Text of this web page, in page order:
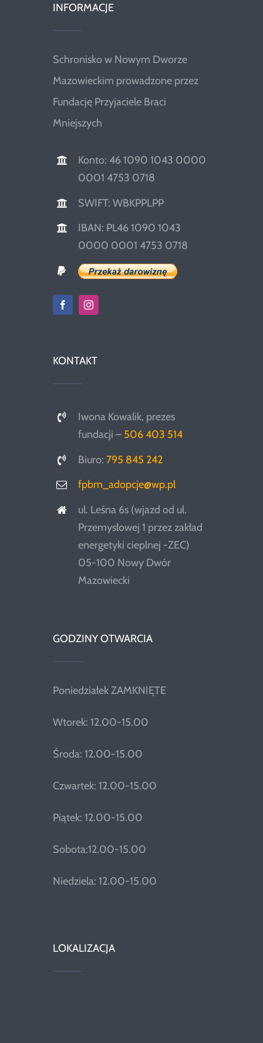
INFORMACJE
Schronisko w Nowym Dworze
Mazowieckim prowadzone przez
Fundację Przyjaciele Braci
Mniejszych
Konto: 46 1090 1043 0000
0001 4753 0718
SWIFT: WBKPPLPP
IBAN: PL46 1090 1043
0000 0001 4753 0718
KONTAKT
Iwona Kowalik, prezes
fundacji – 506 403 514
Biuro:795 845 242
fpbm_adopcje@wp.pl
ul. Leśna 6s (wjazd od ul.
Przemysłowej 1 przez zakład
energetyki cieplnej -ZEC)
05-100 Nowy Dwór
Mazowiecki
GODZINY OTWARCIA
Poniedziałek ZAMKNIĘTE
Wtorek: 12.00-15.00
Środa: 12.00-15.00
Czwartek: 12.00-15.00
Piątek: 12.00-15.00
Sobota:12.00-15.00
Niedziela: 12.00-15.00
LOKALIZACJA